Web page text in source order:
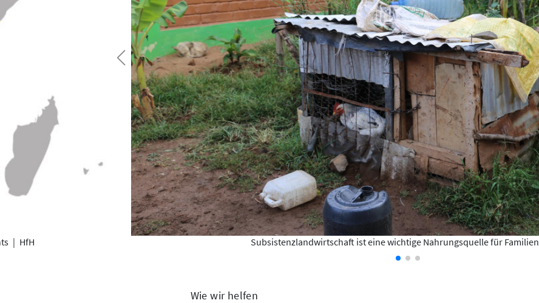
| HfH Subsistenzlandwirtschaft ist eine wichtige Nahrungsquelle für Familien
Wie wir helfen